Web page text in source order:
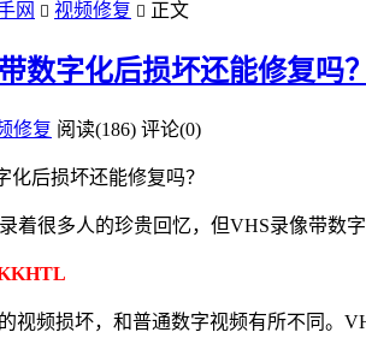
网  视频修复  正文
数字化后损坏还能修复吗？
修复 阅读(186) 评论(0)
化后损坏还能修复吗？
着很多人的珍贵回忆，但VHS录像带数
视频损坏，和普通数字视频有所不同。